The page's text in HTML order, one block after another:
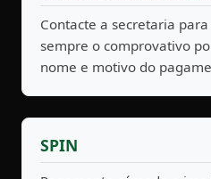
Contacte a secretaria
sempre o comprovativo
nome e motivo do
SPIN